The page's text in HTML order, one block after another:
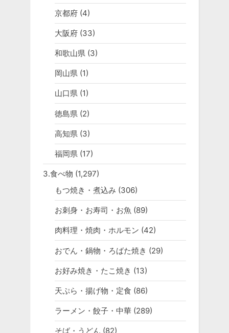
京都府(4)
大阪府(33)
和歌山県(3)
岡山県(1)
山口県(1)
徳島県 (2)
高知県 (3)
福岡県(17)
3.食べ物 (1,297)
もつ焼き・煮込み (306)
お刺身・お寿司・お魚 (89)
肉料理・焼肉・ホルモン (42)
おでん・鍋物・ろばた焼き (29)
お好み焼き・たこ焼き (13)
天ぷら・揚げ物・定食 (86)
ラーメン・餃子・中華(289)
そば・うどん (82)